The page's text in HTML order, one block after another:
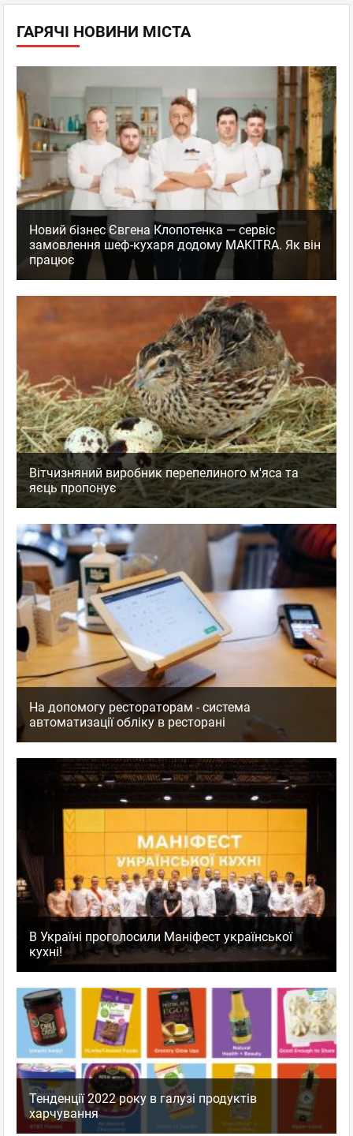
ГАРЯЧІ НОВИНИ МІСТА
Новий бізнес Євгена Клопотенка — сервіс
замовлення шеф-кухаря додому MAKITRA. Як він
працює
Вітчизняний виробник перепелиного м'яса та
яєць пропонує
На допомогу рестораторам - система
автоматизації обліку в ресторані
В Україні проголосили Маніфест української
кухні!
Тенденції 2022 року в галузі продуктів
харчування